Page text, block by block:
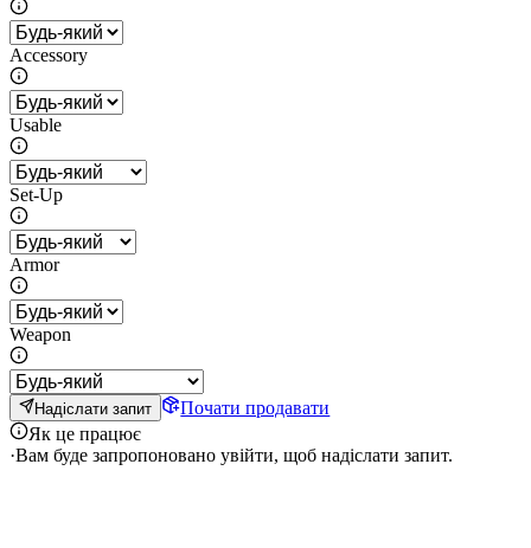
Accessory
Usable
Set-Up
Armor
Weapon
Надіслати запит
Почати продавати
Як це працює
·Вам буде запропоновано увійти, щоб надіслати запит.